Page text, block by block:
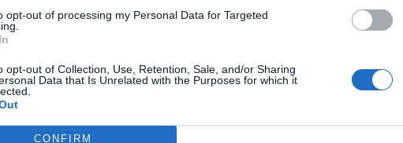
opt-out of processing my Personal Data for Targeted
opt-out of Collection, Use, Retention, Sale, and/or Sharing
Data that Is Unrelated with the Purposes for which it
CONFIRM
occupazionale. Quest'ultimo
un tema che sta molto a cuore anche
della coalizione, che ne sarebbe tornata a
corso del Consiglio dei ministri di questa
fronte al titolare dell'Economia che
i colleghi alla dura realtà,
non esistono alternative auspicabili